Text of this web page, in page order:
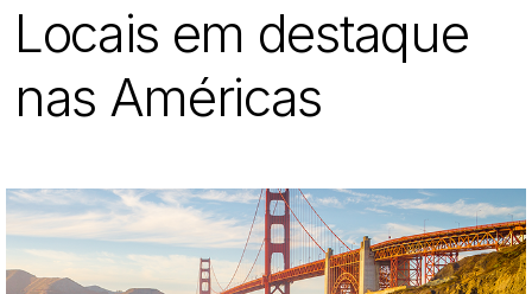
Locais em destaque
nas Américas